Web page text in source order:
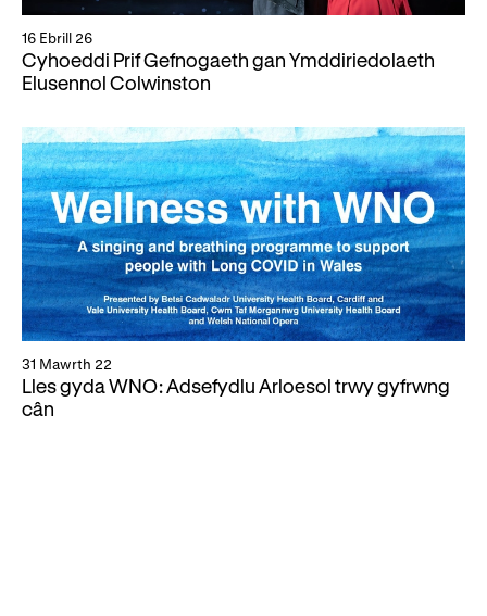
16 Ebrill 26
Cyhoeddi Prif Gefnogaeth gan Ymddiriedolaeth
Elusennol Colwinston
31 Mawrth 22
Lles gyda WNO: Adsefydlu Arloesol trwy gyfrwng
cân